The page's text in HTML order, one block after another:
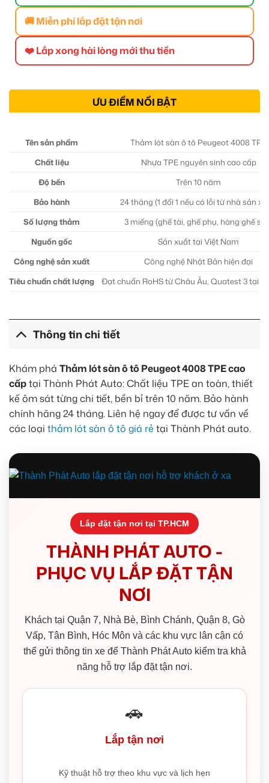
🚚 Miễn phí lắp đặt tận nơi
❤️ Lắp xong hài lòng mới thu tiền
ƯU ĐIỂM NỔI BẬT
Tên sản phẩm
Thảm lót sàn ô tô Peugeot 4008 TPE
Chất liệu
Nhựa TPE nguyên sinh cao cấp
Độ bền
Trên 10 năm
Bảo hành
24 tháng (1 đổi 1 nếu có lỗi từ nhà sản
Số lượng thảm
3 miếng (ghế tài, ghế phụ, hàng ghế
Nguồn gốc
Sản xuất tại Việt Nam
Công nghệ sản xuất
Công nghệ Nhật Bản hiện đại
Tiêu chuẩn chất lượng
Đạt chuẩn RoHS từ Châu Âu, Quatest 3 tại
Thông tin chi tiết
Khám phá Thảm lót sàn ô tô Peugeot 4008 TPE cao
cấptại Thành Phát Auto: Chất liệu TPE an toàn, thiết
kế ôm sát từng chi tiết, bền bỉ trên 10 năm. Bảo hành
chính hãng 24 tháng. Liên hệ ngay để được tư vấn về
các loại thảm lót sàn ô tô giá rẻ tại Thành Phát auto.
Lắp đặt tận nơi tại TP.HCM
THÀNH PHÁT AUTO -
PHỤC VỤ LẮP ĐẶT TẬN
NƠI
Khách tại Quận 7, Nhà Bè, Bình Chánh, Quận 8, Gò
Vấp, Tân Bình, Hóc Môn và các khu vực lân cận có
thể gửi thông tin xe để Thành Phát Auto kiểm tra khả
năng hỗ trợ lắp đặt tận nơi.
🚗
Lắp tận nơi
Kỹ thuật hỗ trợ theo khu vực và lịch hẹn